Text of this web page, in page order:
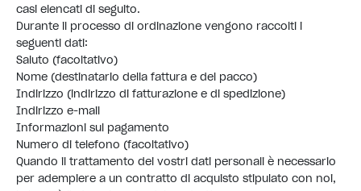
casi elencati di seguito.
Durante il processo di ordinazione vengono raccolti i
seguenti dati:
Saluto (facoltativo)
Nome (destinatario della fattura e del pacco)
Indirizzo (indirizzo di fatturazione e di spedizione)
Indirizzo e-mail
Informazioni sul pagamento
Numero di telefono (facoltativo)
Quando il trattamento dei vostri dati personali è necessario
per adempiere a un contratto di acquisto stipulato con noi,